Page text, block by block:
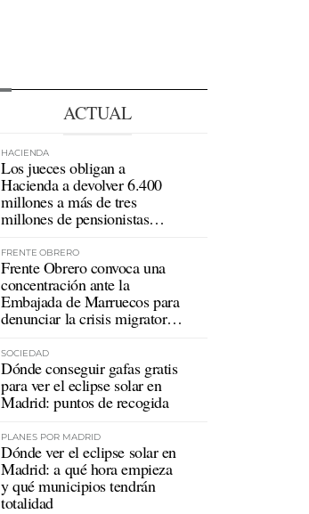
ACTUAL
HACIENDA
Los jueces obligan a
Hacienda a devolver 6.400
millones a más de tres
millones de pensionistas
FRENTE OBRERO
Frente Obrero convoca una
concentración ante la
Embajada de Marruecos para
denunciar la crisis migratoria
SOCIEDAD
Dónde conseguir gafas gratis
para ver el eclipse solar en
Madrid: puntos de recogida
PLANES POR MADRID
Dónde ver el eclipse solar en
Madrid: a qué hora empieza
y qué municipios tendrán
totalidad